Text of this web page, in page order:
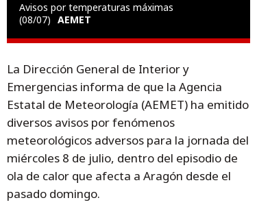
Avisos por temperaturas máximas
(08/07) AEMET
La Dirección General de Interior y
Emergencias informa de que la Agencia
Estatal de Meteorología (AEMET) ha emitido
diversos avisos por fenómenos
meteorológicos adversos para la jornada del
miércoles 8 de julio, dentro del episodio de
ola de calor que afecta a Aragón desde el
pasado domingo.